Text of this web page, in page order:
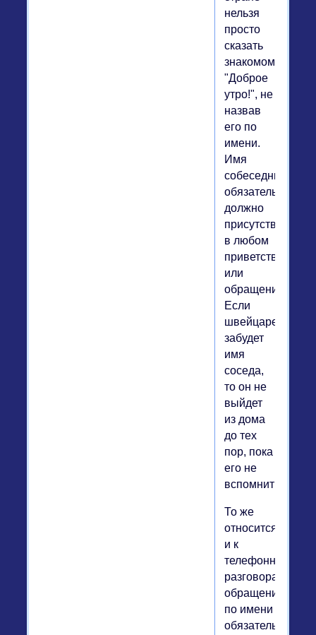
нельзя
просто
сказать
знакомому
"Доброе
утро!", не
назвав
его по
имени.
Имя
собеседника
обязательно
должно
присутствовать
в любом
приветствии
или
обращении.
Если
швейцарец
забудет
имя
соседа,
то он не
выйдет
из дома
до тех
пор, пока
его не
вспомнит:
То же
относится
и к
телефонным
разговорам:
обращение
по имени
обязательно,